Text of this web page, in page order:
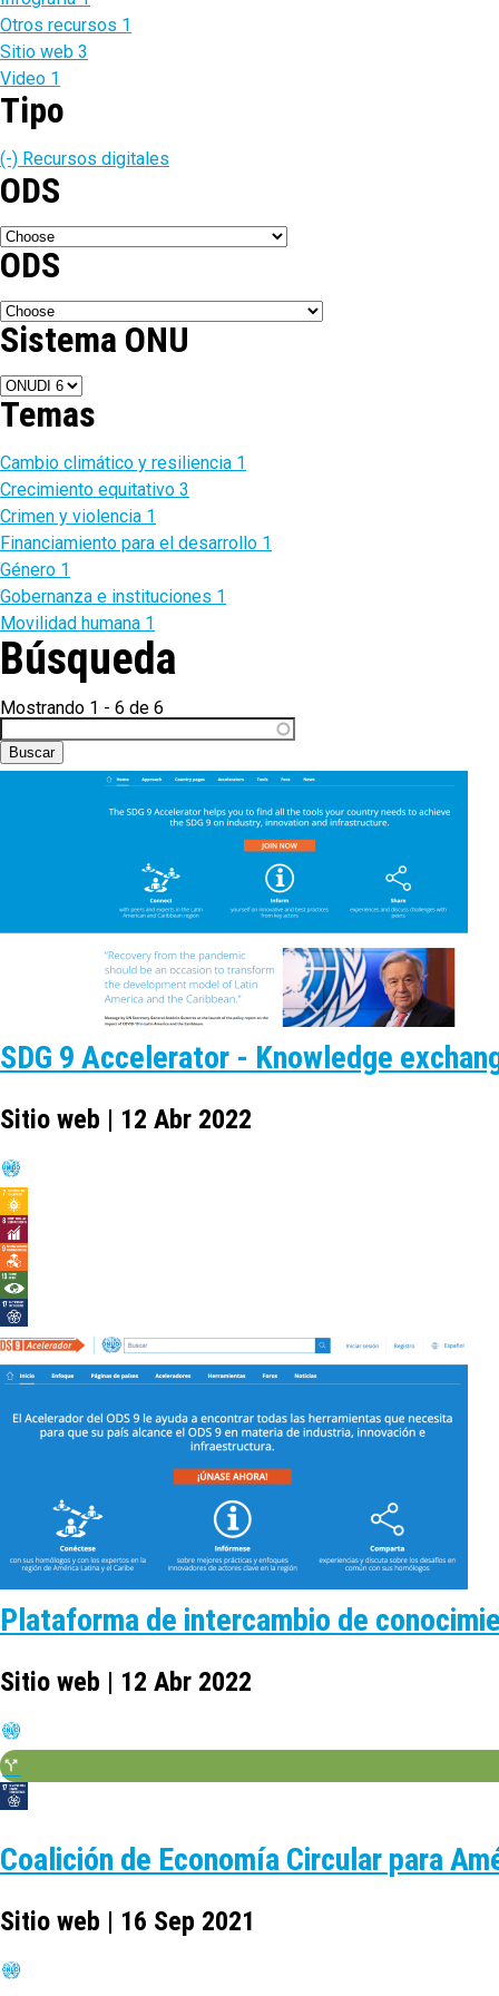
Otros recursos 1
Sitio web 3
Video 1
Tipo
(-) Recursos digitales
ODS
ODS
Sistema ONU
Temas
Cambio climático y resiliencia 1
Crecimiento equitativo 3
Crimen y violencia 1
Financiamiento para el desarrollo 1
Género 1
Gobernanza e instituciones 1
Movilidad humana 1
Búsqueda
Mostrando 1 - 6 de 6
SDG 9 Accelerator - Knowledge
Sitio web | 12 Abr 2022
Plataforma de intercambio de
Sitio web | 12 Abr 2022
Coalición de Economía Circular para
Sitio web | 16 Sep 2021